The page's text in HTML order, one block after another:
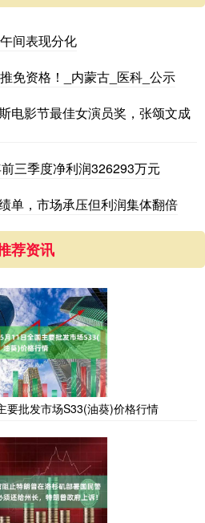
间表现分化
免资格！_内蒙古_医科_公示
电影节最佳女演员奖，张颂文成
三季度净利润326293万元
单，市场承压但利润集体翻倍
荐资讯
要批发市场S33(油葵)价格行情